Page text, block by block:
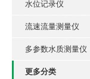
水位记录仪
流速流量测量仪
多参数水质测量仪
更多分类